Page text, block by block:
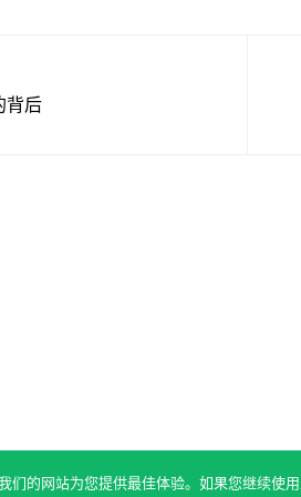
背后
们的网站为您提供最佳体验。如果您继续使用